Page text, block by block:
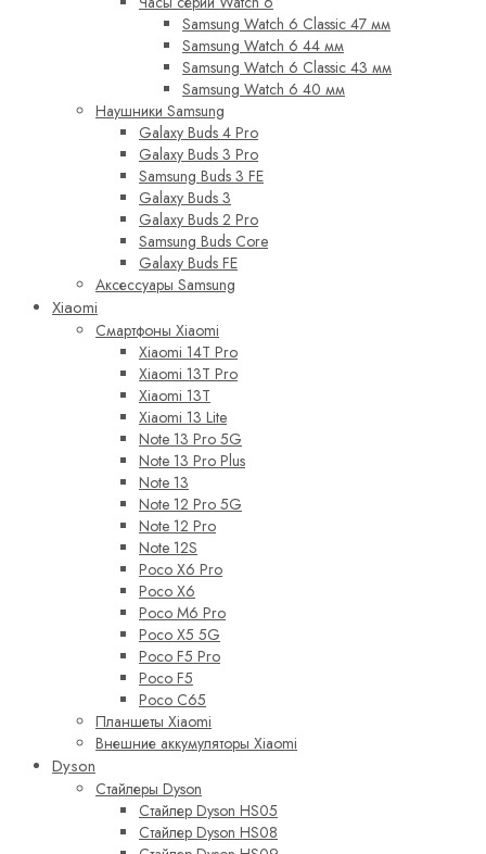
Samsung Watch 6 Classic 47 мм
Samsung Watch 6 44 мм
Samsung Watch 6 Classic 43 мм
Samsung Watch 6 40 мм
Наушники Samsung
Galaxy Buds 4 Pro
Galaxy Buds 3 Pro
Samsung Buds 3 FE
Galaxy Buds 3
Galaxy Buds 2 Pro
Samsung Buds Core
Galaxy Buds FE
Аксессуары Samsung
Xiaomi
Смартфоны Xiaomi
Xiaomi 14T Pro
Xiaomi 13T Pro
Xiaomi 13T
Xiaomi 13 Lite
Note 13 Pro 5G
Note 13 Pro Plus
Note 13
Note 12 Pro 5G
Note 12 Pro
Note 12S
Poco X6 Pro
Poco X6
Poco M6 Pro
Poco X5 5G
Poco F5 Pro
Poco F5
Poco C65
Планшеты Xiaomi
Внешние аккумуляторы Xiaomi
Dyson
Стайлеры Dyson
Стайлер Dyson HS05
Стайлер Dyson HS08